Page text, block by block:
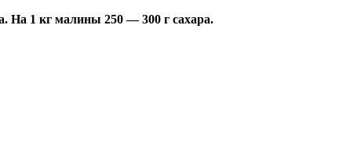
1 кг малины 250 — 300 г сахара.